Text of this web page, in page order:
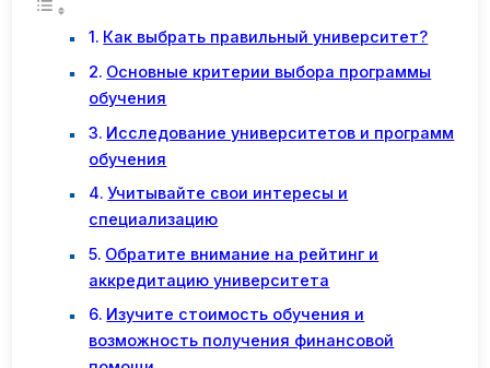
Как выбрать правильный университет?
Основные критерии выбора программы
обучения
Исследование университетов и программ
обучения
Учитывайте свои интересы и
специализацию
Обратите внимание на рейтинг и
аккредитацию университета
Изучите стоимость обучения и
возможность получения финансовой